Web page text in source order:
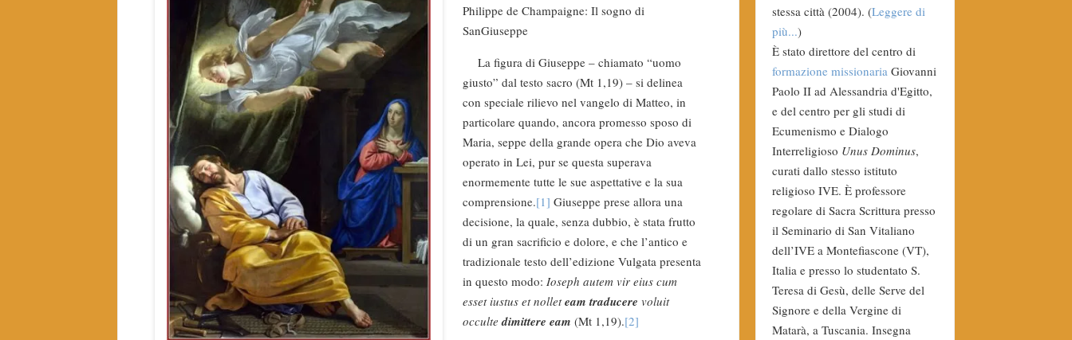
Philippe de Champaigne: Il sogno di
SanGiuseppe
La figura di Giuseppe – chiamato “uomo
giusto” dal testo sacro (Mt 1,19) – si delinea
con speciale rilievo nel vangelo di Matteo, in
particolare quando, ancora promesso sposo di
Maria, seppe della grande opera che Dio aveva
operato in Lei, pur se questa superava
enormemente tutte le sue aspettative e la sua
comprensione.[1] Giuseppe prese allora una
decisione, la quale, senza dubbio, è stata frutto
di un gran sacrificio e dolore, e che l’antico e
tradizionale testo dell’edizione Vulgata presenta
in questo modo: Ioseph autem vir eius cum
esset iustus et nolleteam traducere voluit
occultedimittere eam (Mt 1,19).[2]
stessa città (2004). (Leggere di
più...)
È stato direttore del centro di
formazione missionaria Giovanni
Paolo II ad Alessandria d'Egitto,
e del centro per gli studi di
Ecumenismo e Dialogo
Interreligioso Unus Dominus,
curati dallo stesso istituto
religioso IVE. È professore
regolare di Sacra Scrittura presso
il Seminario di San Vitaliano
dell’IVE a Montefiascone (VT),
Italia e presso lo studentato S.
Teresa di Gesù, delle Serve del
Signore e della Vergine di
Matarà, a Tuscania. Insegna